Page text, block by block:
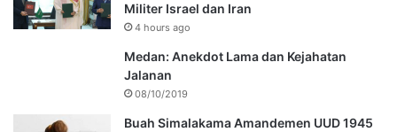
Militer Israel dan Iran
4 hours ago
Medan: Anekdot Lama dan Kejahatan
Jalanan
08/10/2019
Buah Simalakama Amandemen UUD 1945